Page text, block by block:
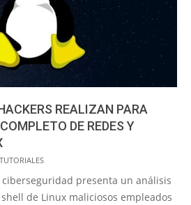
REALIZAN PARA
DE REDES Y
TUTORIALES
presenta un análisis
de Linux maliciosos empleados